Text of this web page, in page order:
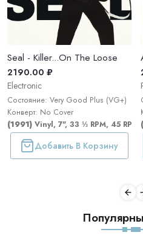
Seal - Killer...On The Loose
2190.00 ₽
Electronic
Состояние: Very Good Plus (VG+)
Конверт: No Cover
(1991) Vinyl, 7", 33 ⅓ RPM, 45 RPM,
Добавить В Корзину